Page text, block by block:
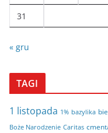
31
« gru
TAGI
1 listopada 1% bazylika
Boże Narodzenie Caritas